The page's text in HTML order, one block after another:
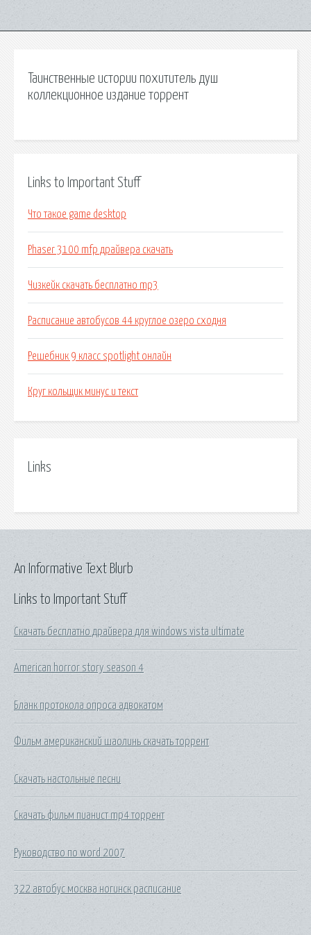
Таинственные истории похититель душ
коллекционное издание торрент
Links to Important Stuff
Что такое game desktop
Phaser 3100 mfp драйвера скачать
Чизкейк скачать бесплатно mp3
Расписание автобусов 44 круглое озеро сходня
Решебник 9 класс spotlight онлайн
Круг кольщик минус и текст
Links
Links to Important Stuff
Скачать бесплатно драйвера для windows vista ultimate
American horror story season 4
Бланк протокола опроса адвокатом
Фильм американский шаолинь скачать торрент
Скачать настольные песни
Скачать фильм пианист mp4 торрент
Руководство по word 2007
322 автобус москва ногинск расписание
An Informative Text Blurb